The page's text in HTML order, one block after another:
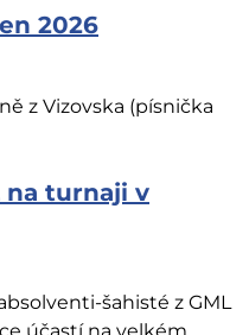
2026
z Vizovska (písnička
na turnaji v
šahisté z GML